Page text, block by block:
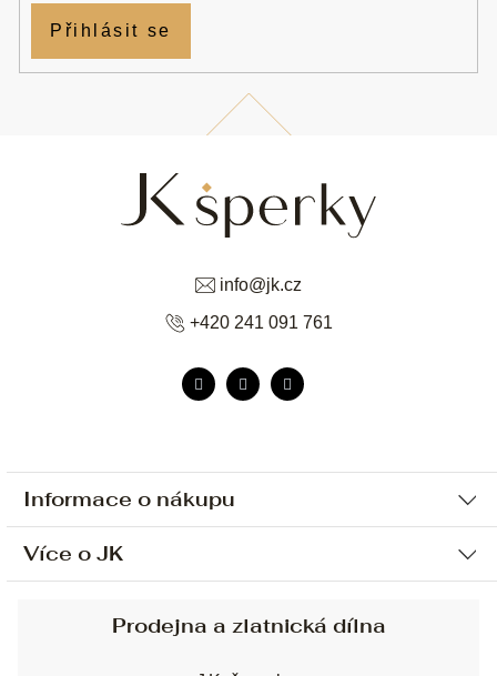
Informace o nákupu
Ochrana osobních údajů
Sjednání osobní schůzky
Obchodní podmínky
Více o JK
info@jk.cz
+420 241 091 761
Přihlásit se
Prodejna a zlatnická dílna